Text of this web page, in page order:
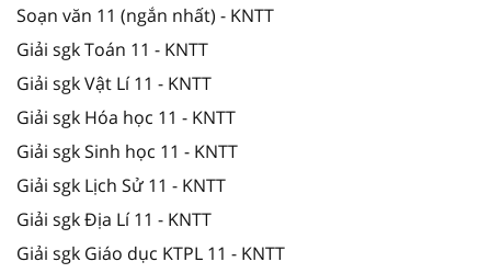
Soạn văn 11 (ngắn nhất) - KNTT
Giải sgk Toán 11 - KNTT
Giải sgk Vật Lí 11 - KNTT
Giải sgk Hóa học 11 - KNTT
Giải sgk Sinh học 11 - KNTT
Giải sgk Lịch Sử 11 - KNTT
Giải sgk Địa Lí 11 - KNTT
Giải sgk Giáo dục KTPL 11 - KNTT